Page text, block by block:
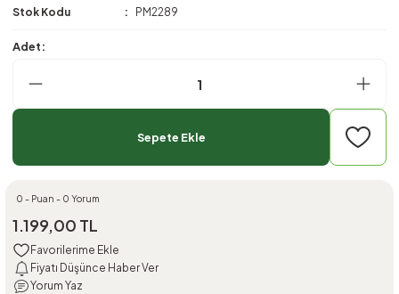
Stok Kodu
PM2289
Adet:
Sepete Ekle
0 - Puan - 0 Yorum
1.199,00 TL
Fiyatı Düşünce Haber Ver
Yorum Yaz